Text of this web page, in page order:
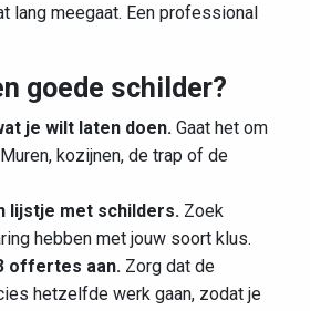
lang meegaat. Een professional
goede schilder?
je wilt laten doen. Gaat het om
kozijnen, de trap of de
lijstje met schilders. Zoek
hebben met jouw soort klus.
offertes aan. Zorg dat de
hetzelfde werk gaan, zodat je